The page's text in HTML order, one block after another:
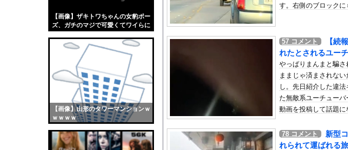
【画像】ザキトワちゃんの女豹ポー
ズ、ガチのマジで可愛くてワイらに
w w w w
【画像】山形のタワーマンションｗ
ｗｗｗｗ
山本倖千恵アナ 直履きレギンスで激しく乳揺れトレーニング
格安電気代のためにインフラ投資を怠った韓国、朝鮮半島全域を
【画像】 テレ朝の気象予報士さん、意外と小さかった
【にじさんじ】 ルイス「ドパガキの時代は終わり！セロトニン
【画像】週刊少年ジャンプさん ついに100万部を割ってしまう
ナマポ無職「お前ら全員ぶっ殺しに行ってやる」電話でナマポ
【画像】おまえらくんの机がこの女の子の椅子にされてたらｗｗ
【朗報】齋藤飛鳥、前屈みで完全に見えてる動画が拡散されてし
す。右側のブロックに
57 コメント
【続
れたとされるユー
やっぱりまんまと騙
ままじゃ済まされな
し。先日紹介した違
た無敵系ユーチュー
動画を投稿して話題
し、被害者を装ったま
介した限りは続報と
78 コメント
新型
れられて運ばれる